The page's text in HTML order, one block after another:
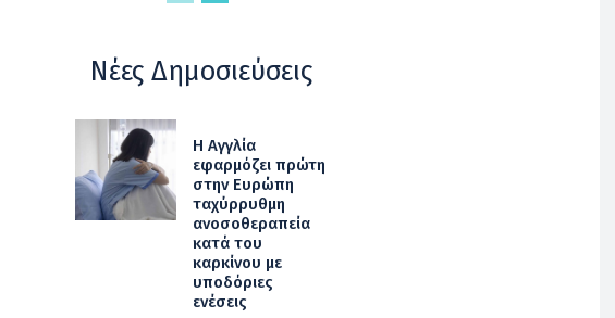
Νέες Δημοσιεύσεις
Η Αγγλία
εφαρμόζει πρώτη
στην Ευρώπη
ταχύρρυθμη
ανοσοθεραπεία
κατά του
καρκίνου με
υποδόριες
ενέσεις